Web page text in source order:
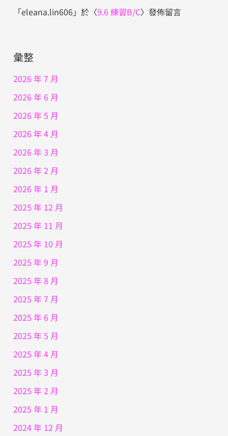
「eleana.lin606」於〈9.6 練習B/C〉發佈留言
彙整
2026 年 7 月
2026 年 6 月
2026 年 5 月
2026 年 4 月
2026 年 3 月
2026 年 2 月
2026 年 1 月
2025 年 12 月
2025 年 11 月
2025 年 10 月
2025 年 9 月
2025 年 8 月
2025 年 7 月
2025 年 6 月
2025 年 5 月
2025 年 4 月
2025 年 3 月
2025 年 2 月
2025 年 1 月
2024 年 12 月